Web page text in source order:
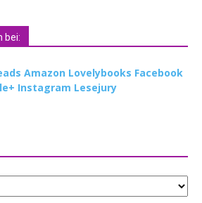
bei:
Amazon Lovelybooks Facebook
Instagram Lesejury